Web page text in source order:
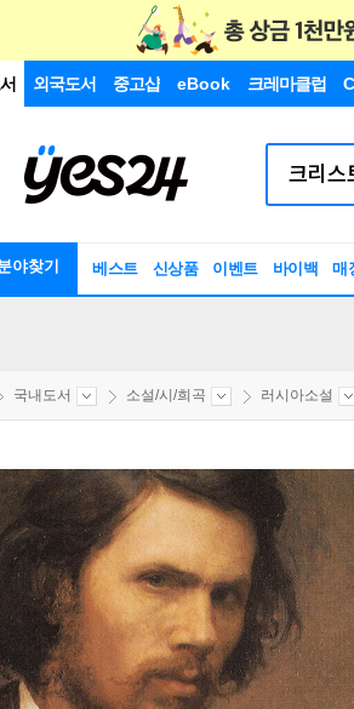
외국도서 중고샵 eBook 크레마클럽
야찾기 베스트 신상품 이벤트 바이백 매
국내도서 소설/시/희곡 러시아소설